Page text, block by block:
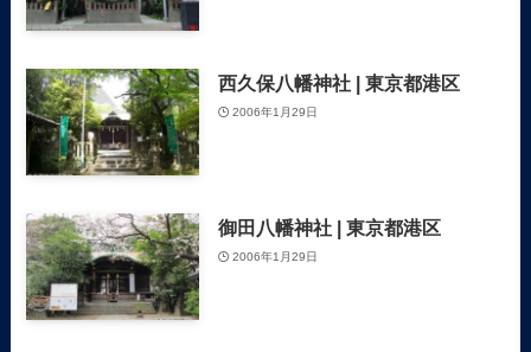
西久保八幡神社 | 東京都港区
2006年1月29日
御田八幡神社 | 東京都港区
2006年1月29日